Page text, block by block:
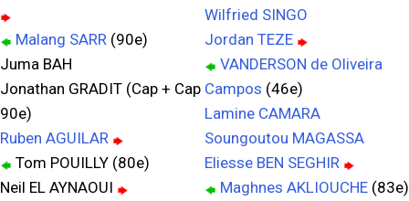
Malang SARR (90e)
Juma BAH
Jonathan GRADIT (Cap + Cap
90e)
Ruben AGUILAR
Tom POUILLY (80e)
Neil EL AYNAOUI
Wilfried SINGO
Jordan TEZE
VANDERSON de Oliveira
Campos (46e)
Lamine CAMARA
Soungoutou MAGASSA
Eliesse BEN SEGHIR
Maghnes AKLIOUCHE (83e)